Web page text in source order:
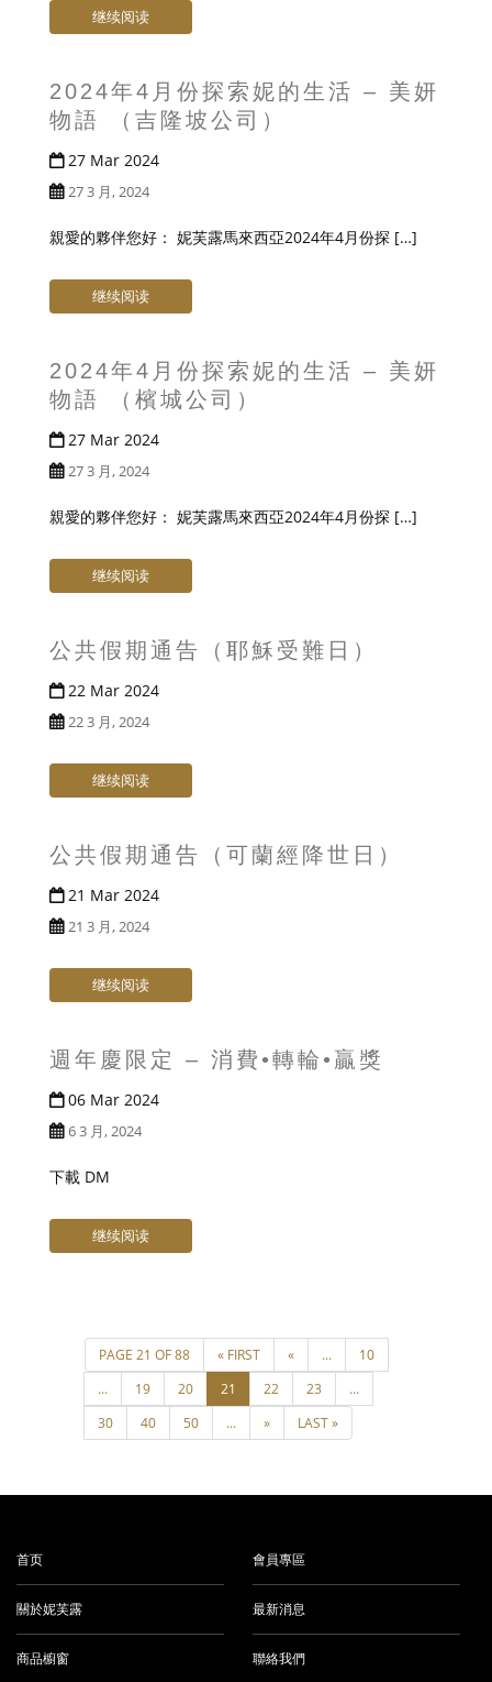
继续阅读
2024年4月份探索妮的生活 – 美妍
物語 （吉隆坡公司）
27 Mar 2024
27 3 月, 2024
親愛的夥伴您好： 妮芙露馬來西亞2024年4月份探 […]
继续阅读
2024年4月份探索妮的生活 – 美妍
物語 （檳城公司）
27 Mar 2024
27 3 月, 2024
親愛的夥伴您好： 妮芙露馬來西亞2024年4月份探 […]
继续阅读
公共假期通告（耶穌受難日）
22 Mar 2024
22 3 月, 2024
继续阅读
公共假期通告（可蘭經降世日）
21 Mar 2024
21 3 月, 2024
继续阅读
週年慶限定 – 消費•轉輪•贏獎
06 Mar 2024
6 3 月, 2024
下載 DM
继续阅读
首页
關於妮芙露
商品櫥窗
會員專區
最新消息
聯絡我們